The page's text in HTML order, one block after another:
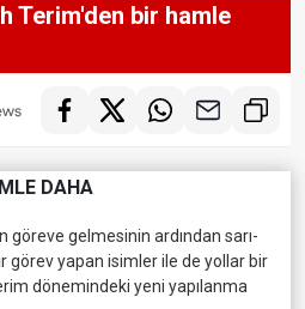
Terim'den bir hamle
DAHA
göreve gelmesinin ardından sarı-
görev yapan isimler ile de yollar bir
dönemindeki yeni yapılanma